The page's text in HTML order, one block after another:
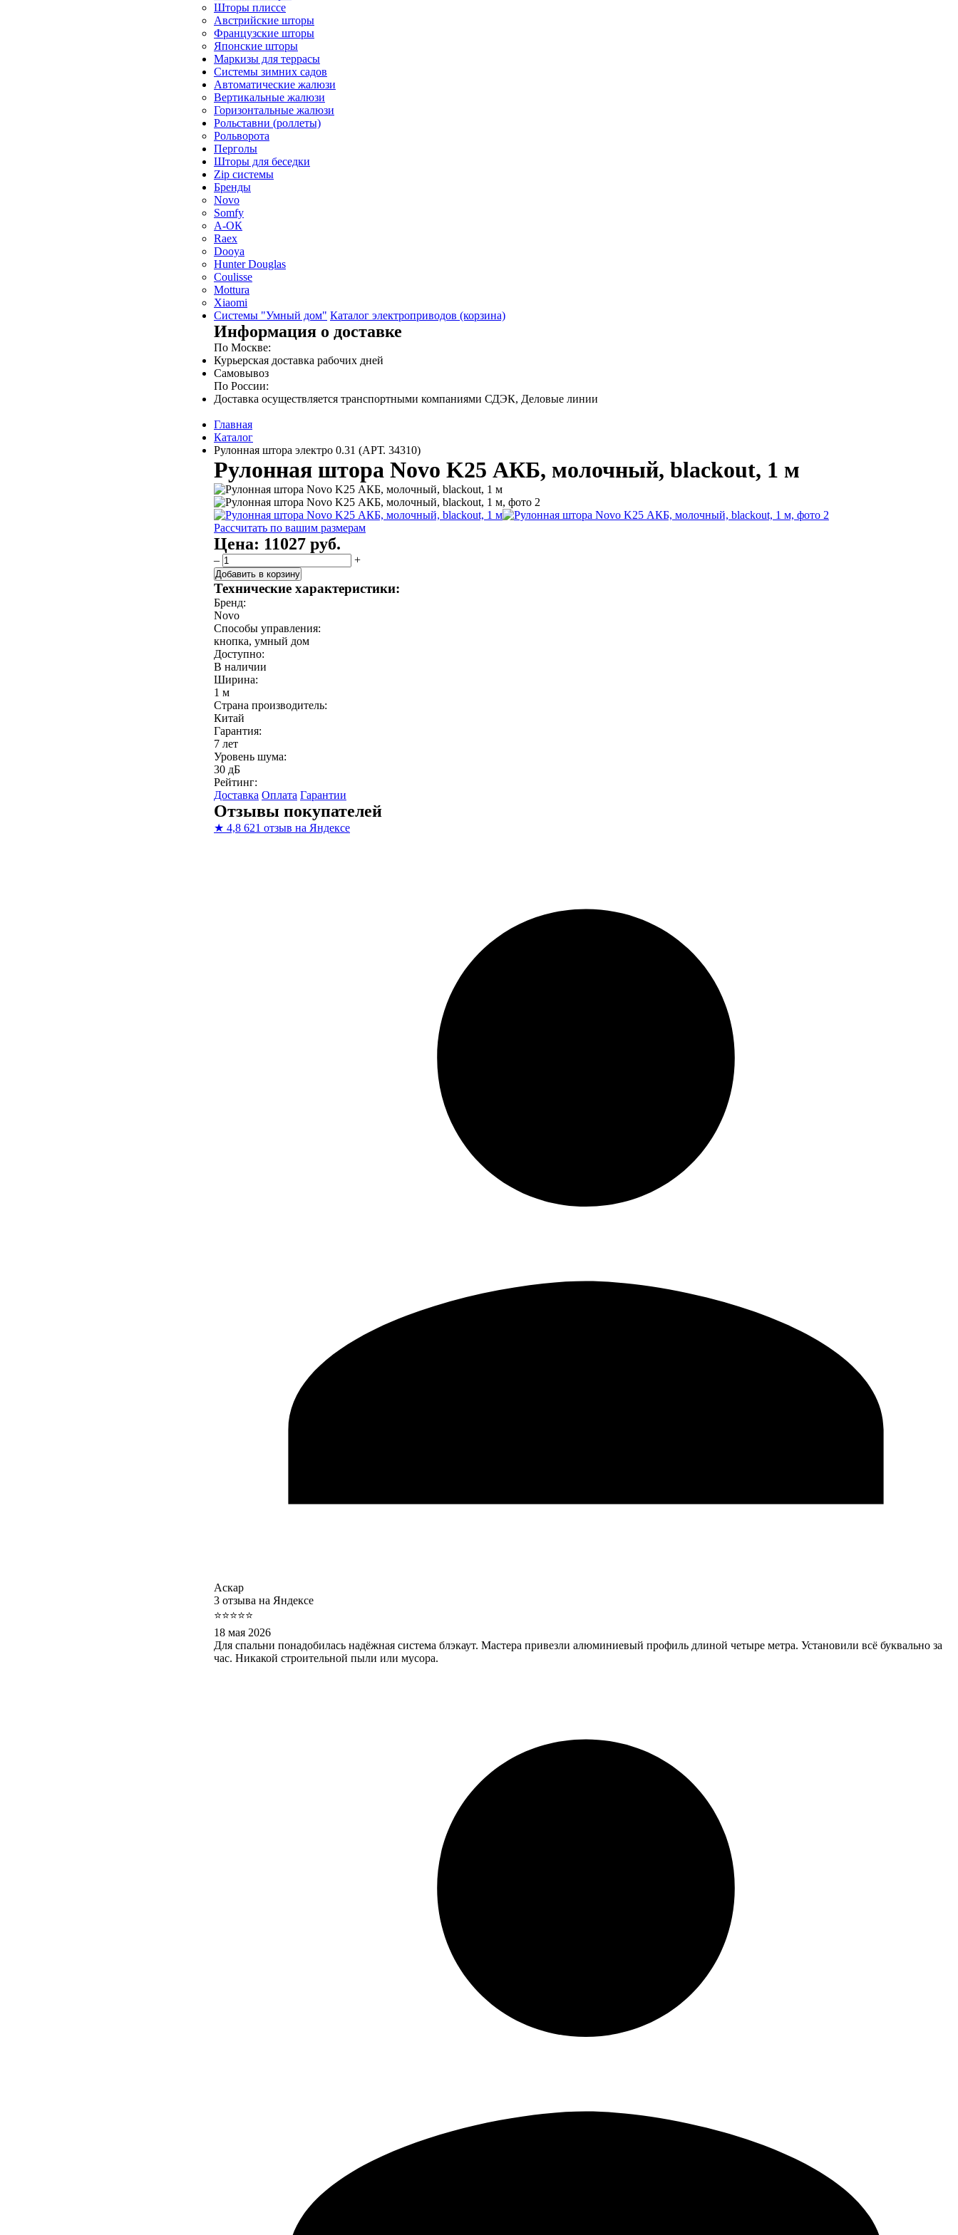
Шторы плиссе
Австрийские шторы
Французские шторы
Японские шторы
Маркизы для террасы
Системы зимних садов
Автоматические жалюзи
Вертикальные жалюзи
Горизонтальные жалюзи
Рольставни (роллеты)
Рольворота
Перголы
Шторы для беседки
Zip системы
Бренды
Novo
Somfy
А-ОК
Raex
Dooya
Hunter Douglas
Coulisse
Mottura
Xiaomi
Системы "Умный дом" Каталог электроприводов (корзина)
Информация о доставке
По Москве:
Курьерская доставка рабочих дней
Самовывоз
По России:
Доставка осуществляется транспортными компаниями СДЭК, Деловые линии
Главная
Каталог
Рулонная штора электро 0.31 (АРТ. 34310)
Рулонная штора Novo K25 АКБ, молочный, blackout, 1 м
Рассчитать по вашим размерам
Цена: 11027 руб.
– +
Добавить в корзину
Технические характеристики:
Бренд:
Novo
Способы управления:
кнопка, умный дом
Доступно:
В наличии
Ширина:
1 м
Страна производитель:
Китай
Гарантия:
7 лет
Уровень шума:
30 дБ
Рейтинг:
Доставка Оплата Гарантии
Отзывы покупателей
★ 4,8 621 отзыв на Яндексе
Аскар
3 отзыва на Яндексе
⭐⭐⭐⭐⭐
18 мая 2026
Для спальни понадобилась надёжная система блэкаут. Мастера привезли алюминиевый профиль длиной четыре метра. Установили всё буквально за
час. Никакой строительной пыли или мусора.